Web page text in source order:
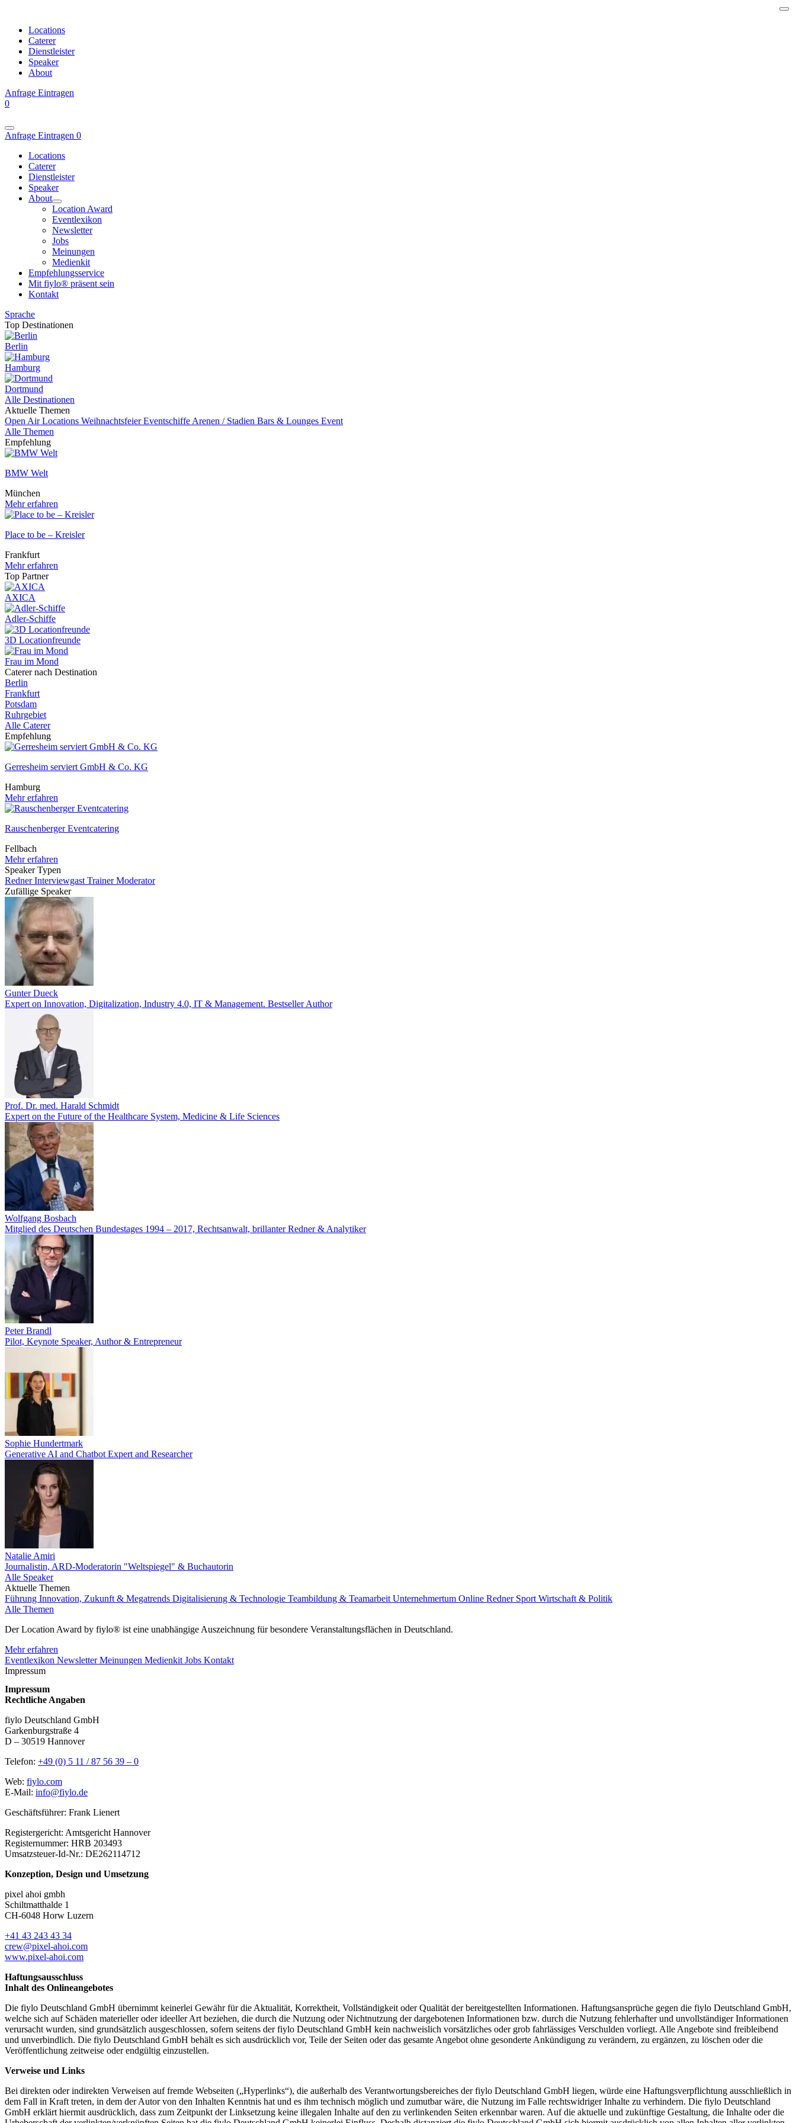
Locations
Caterer
Dienstleister
Speaker
About
Anfrage Eintragen
0
Anfrage Eintragen 0
Locations
Caterer
Dienstleister
Speaker
About
Location Award
Eventlexikon
Newsletter
Jobs
Meinungen
Medienkit
Empfehlungsservice
Mit fiylo® präsent sein
Kontakt
Sprache
Top Destinationen
Berlin
Hamburg
Dortmund
Alle Destinationen
Aktuelle Themen
Open Air Locations WeihnachtsfeierEventschiffe Arenen / Stadien Bars & Lounges Event
Alle Themen
Empfehlung
BMW Welt
München
Mehr erfahren
Place to be – Kreisler
Frankfurt
Mehr erfahren
Top Partner
AXICA
Adler-Schiffe
3D Locationfreunde
Frau im Mond
Caterer nach Destination
Berlin
Frankfurt
Potsdam
Ruhrgebiet
Alle Caterer
Empfehlung
Gerresheim serviert GmbH & Co. KG
Hamburg
Mehr erfahren
Rauschenberger Eventcatering
Fellbach
Mehr erfahren
Speaker Typen
RednerInterviewgast TrainerModerator
Zufällige Speaker
Gunter Dueck
Expert on Innovation, Digitalization, Industry 4.0, IT & Management. Bestseller Author
Prof. Dr. med. Harald Schmidt
Expert on the Future of the Healthcare System, Medicine & Life Sciences
Wolfgang Bosbach
Mitglied des Deutschen Bundestages 1994 – 2017, Rechtsanwalt, brillanter Redner & Analytiker
Peter Brandl
Pilot, Keynote Speaker, Author & Entrepreneur
Sophie Hundertmark
Generative AI and Chatbot Expert and Researcher
Natalie Amiri
Journalistin, ARD-Moderatorin "Weltspiegel" & Buchautorin
Alle Speaker
Aktuelle Themen
Führung Innovation, Zukunft & Megatrends Digitalisierung & Technologie Teambildung & Teamarbeit Unternehmertum Online Redner Sport Wirtschaft & Politik
Alle Themen
Der Location Award by fiylo® ist eine unabhängige Auszeichnung für besondere Veranstaltungsflächen in Deutschland.
Mehr erfahren
Eventlexikon NewsletterMeinungen Medienkit Jobs Kontakt
Impressum
Impressum
Rechtliche Angaben
fiylo Deutschland GmbH
Garkenburgstraße 4
D – 30519 Hannover
Telefon: +49 (0) 5 11 / 87 56 39 – 0
Web: fiylo.com
E-Mail: info@fiylo.de
Geschäftsführer: Frank Lienert
Registergericht: Amtsgericht Hannover
Registernummer: HRB 203493
Umsatzsteuer-Id-Nr.: DE262114712
Konzeption, Design und Umsetzung
pixel ahoi gmbh
Schiltmatthalde 1
CH-6048 Horw Luzern
+41 43 243 43 34
crew@pixel-ahoi.com
www.pixel-ahoi.com
Haftungsausschluss
Inhalt des Onlineangebotes
Die fiylo Deutschland GmbH übernimmt keinerlei Gewähr für die Aktualität, Korrektheit, Vollständigkeit oder Qualität der bereitgestellten Informationen. Haftungsansprüche gegen die fiylo Deutschland GmbH,
welche sich auf Schäden materieller oder ideeller Art beziehen, die durch die Nutzung oder Nichtnutzung der dargebotenen Informationen bzw. durch die Nutzung fehlerhafter und unvollständiger Informationen
verursacht wurden, sind grundsätzlich ausgeschlossen, sofern seitens der fiylo Deutschland GmbH kein nachweislich vorsätzliches oder grob fahrlässiges Verschulden vorliegt. Alle Angebote sind freibleibend
und unverbindlich. Die fiylo Deutschland GmbH behält es sich ausdrücklich vor, Teile der Seiten oder das gesamte Angebot ohne gesonderte Ankündigung zu verändern, zu ergänzen, zu löschen oder die
Veröffentlichung zeitweise oder endgültig einzustellen.
Verweise und Links
Bei direkten oder indirekten Verweisen auf fremde Webseiten („Hyperlinks“), die außerhalb des Verantwortungsbereiches der fiylo Deutschland GmbH liegen, würde eine Haftungsverpflichtung ausschließlich in
dem Fall in Kraft treten, in dem der Autor von den Inhalten Kenntnis hat und es ihm technisch möglich und zumutbar wäre, die Nutzung im Falle rechtswidriger Inhalte zu verhindern. Die fiylo Deutschland
GmbH erklärt hiermit ausdrücklich, dass zum Zeitpunkt der Linksetzung keine illegalen Inhalte auf den zu verlinkenden Seiten erkennbar waren. Auf die aktuelle und zukünftige Gestaltung, die Inhalte oder die